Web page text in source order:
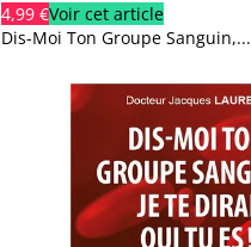
4,99 €Voir cet article
Dis-Moi Ton Groupe Sanguin,...